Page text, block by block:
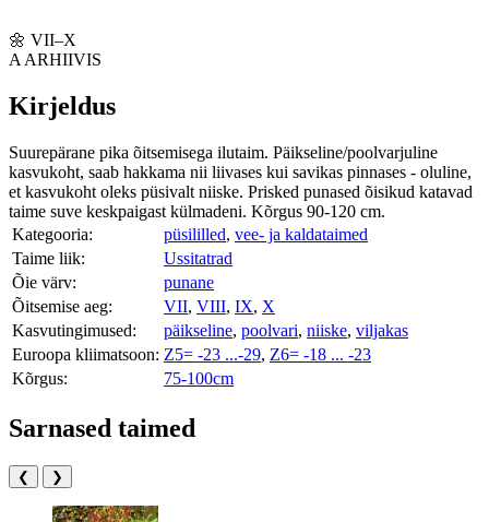
🌼 VII–X
A ARHIIVIS
Kirjeldus
Suurepärane pika õitsemisega ilutaim. Päikseline/poolvarjuline
kasvukoht, saab hakkama nii liivases kui savikas pinnases - oluline,
et kasvukoht oleks püsivalt niiske. Prisked punased õisikud katavad
taime suve keskpaigast külmadeni. Kõrgus 90-120 cm.
Kategooria:
püsililled, vee- ja kaldataimed
Taime liik:
Ussitatrad
Õie värv:
punane
Õitsemise aeg:
VII, VIII, IX, X
Kasvutingimused:
päikseline, poolvari, niiske, viljakas
Euroopa kliimatsoon: Z5= -23 ...-29, Z6= -18 ... -23
Kõrgus:
75-100cm
Sarnased taimed
❮ ❯